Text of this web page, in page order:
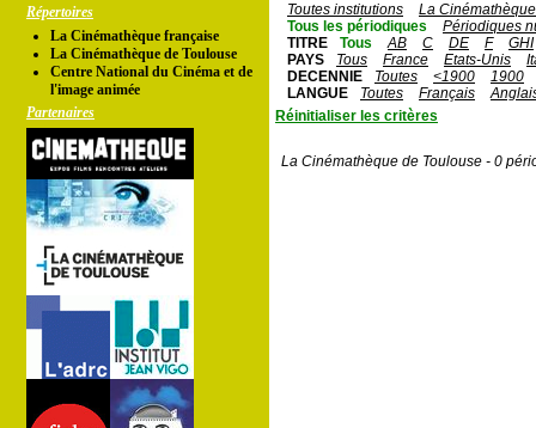
Répertoires
La Cinémathèque française
La Cinémathèque de Toulouse
Centre National du Cinéma et de
l'image animée
Partenaires
Toutes institutions
La
Tous les périodiques
Périodiques
TITRE
Tous AB C DE F
GHI
PAYS
Tous France Etats-Unis
DECENNIE
Toutes <1900
1900
LANGUE
Toutes Français
Réinitialiser les critères
La Cinémathèque de Toulouse - 0